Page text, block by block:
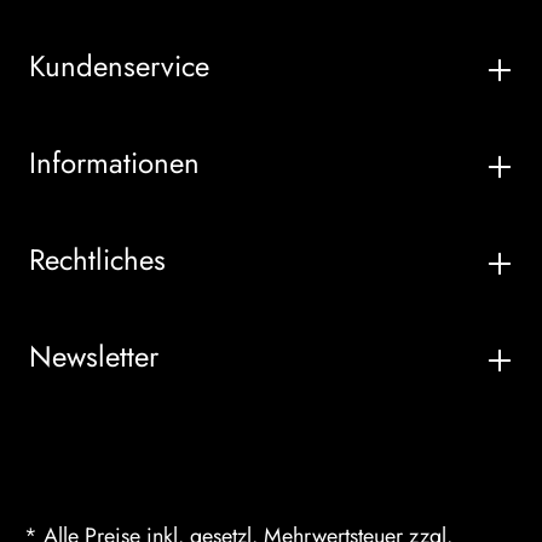
Kundenservice
Informationen
Rechtliches
Newsletter